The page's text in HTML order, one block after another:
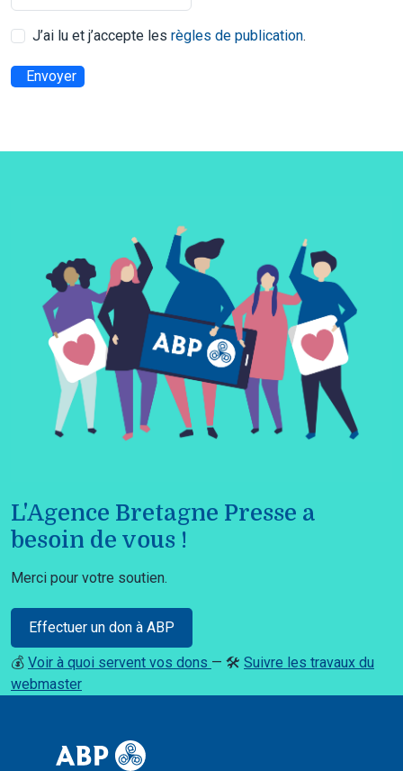
J’ai lu et j’accepte les règles de publication.
Envoyer
L'Agence Bretagne Presse a
besoin de vous !
Merci pour votre soutien.
Effectuer un don à ABP
💰 Voir à quoi servent vos dons — 🛠️ Suivre les travaux du
webmaster